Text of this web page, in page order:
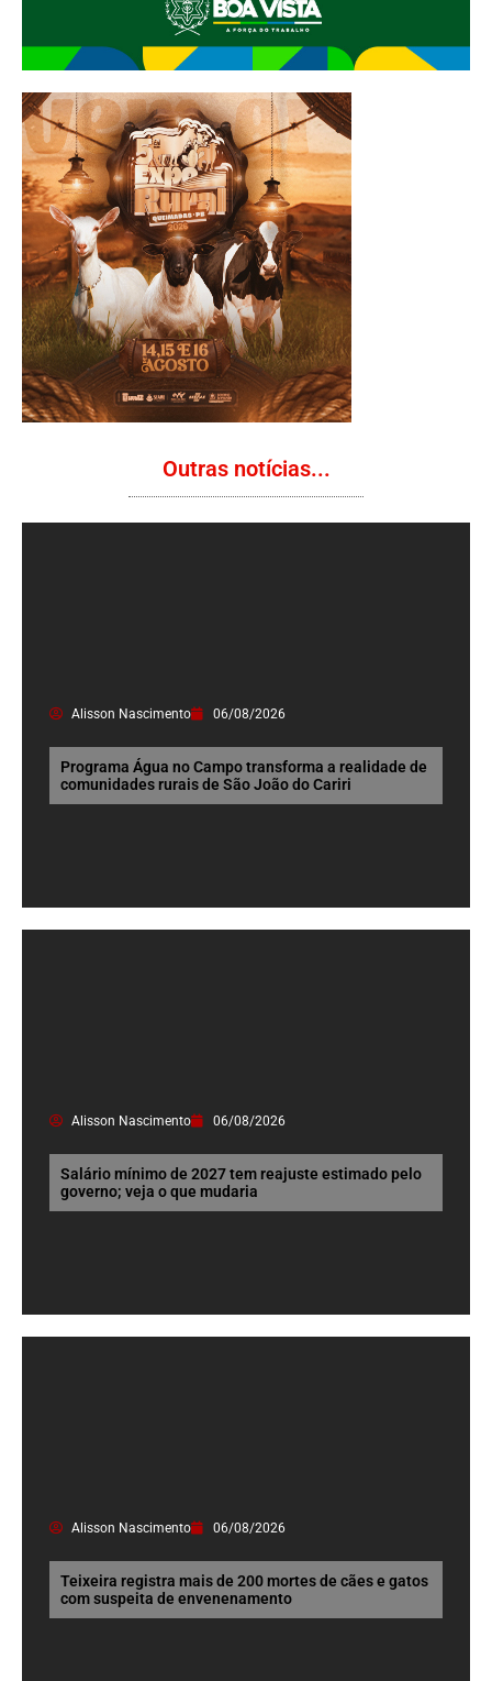
Outras notícias...
Alisson Nascimento 06/08/2026
Programa Água no Campo transforma a realidade de
comunidades rurais de São João do Cariri
Alisson Nascimento 06/08/2026
Salário mínimo de 2027 tem reajuste estimado pelo
governo; veja o que mudaria
Alisson Nascimento 06/08/2026
Teixeira registra mais de 200 mortes de cães e gatos
com suspeita de envenenamento